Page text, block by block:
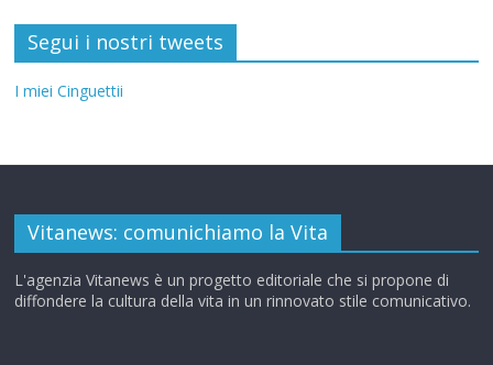
Segui i nostri tweets
I miei Cinguettii
Vitanews: comunichiamo la Vita
L'agenzia Vitanews è un progetto editoriale che si propone di
diffondere la cultura della vita in un rinnovato stile comunicativo.